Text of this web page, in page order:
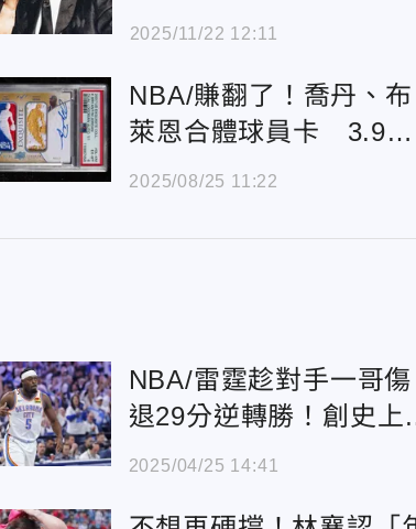
史地位遭質疑
2025/11/22 12:11
NBA/賺翻了！喬丹、布
萊恩合體球員卡 3.9億
售出
2025/08/25 11:22
NBA/雷霆趁對手一哥傷
退29分逆轉勝！創史上
二大分差紀錄
2025/04/25 14:41